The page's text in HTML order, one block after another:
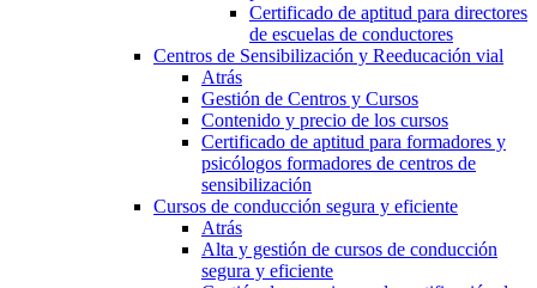
Certificado de aptitud para directores
de escuelas de conductores
Centros de Sensibilización y Reeducación vial
Atrás
Gestión de Centros y Cursos
Contenido y precio de los cursos
Certificado de aptitud para formadores y
psicólogos formadores de centros de
sensibilización
Cursos de conducción segura y eficiente
Atrás
Alta y gestión de cursos de conducción
segura y eficiente